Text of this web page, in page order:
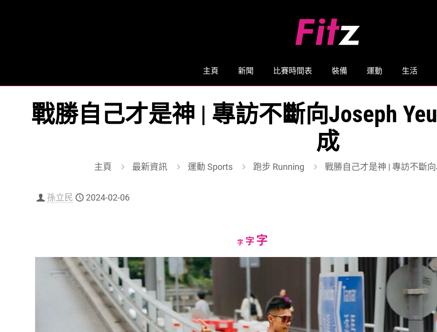
主頁 新聞 比賽時間表 裝備 運動 生活
戰勝自己才是神 | 專訪不斷向Joseph
成
主頁 最新資訊 運動 Sports 跑步 Running 戰勝自己才是神 | 專訪不斷
孫立民 2024-02-06
字Decrease
size.
字Reset
size.
字Increase
font